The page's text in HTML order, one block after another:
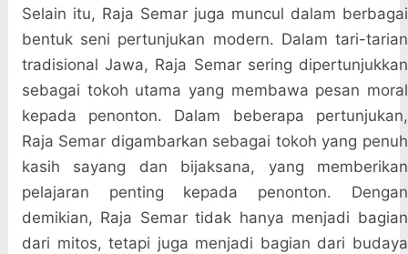
Selain itu, Raja Semar juga muncul dalam berbagai
bentuk seni pertunjukan modern. Dalam tari-tarian
tradisional Jawa, Raja Semar sering dipertunjukkan
sebagai tokoh utama yang membawa pesan moral
kepada penonton. Dalam beberapa pertunjukan,
Raja Semar digambarkan sebagai tokoh yang penuh
kasih sayang dan bijaksana, yang memberikan
pelajaran penting kepada penonton. Dengan
demikian, Raja Semar tidak hanya menjadi bagian
dari mitos, tetapi juga menjadi bagian dari budaya